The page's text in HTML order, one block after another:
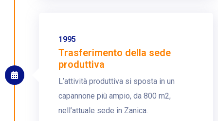
1995
Trasferimento della sede
produttiva
L’attività produttiva si sposta in un
capannone più ampio, da 800 m2,
nell’attuale sede in Zanica.